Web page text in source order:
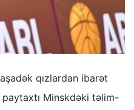
qızlardan ibarət
Minskdəki təlim-